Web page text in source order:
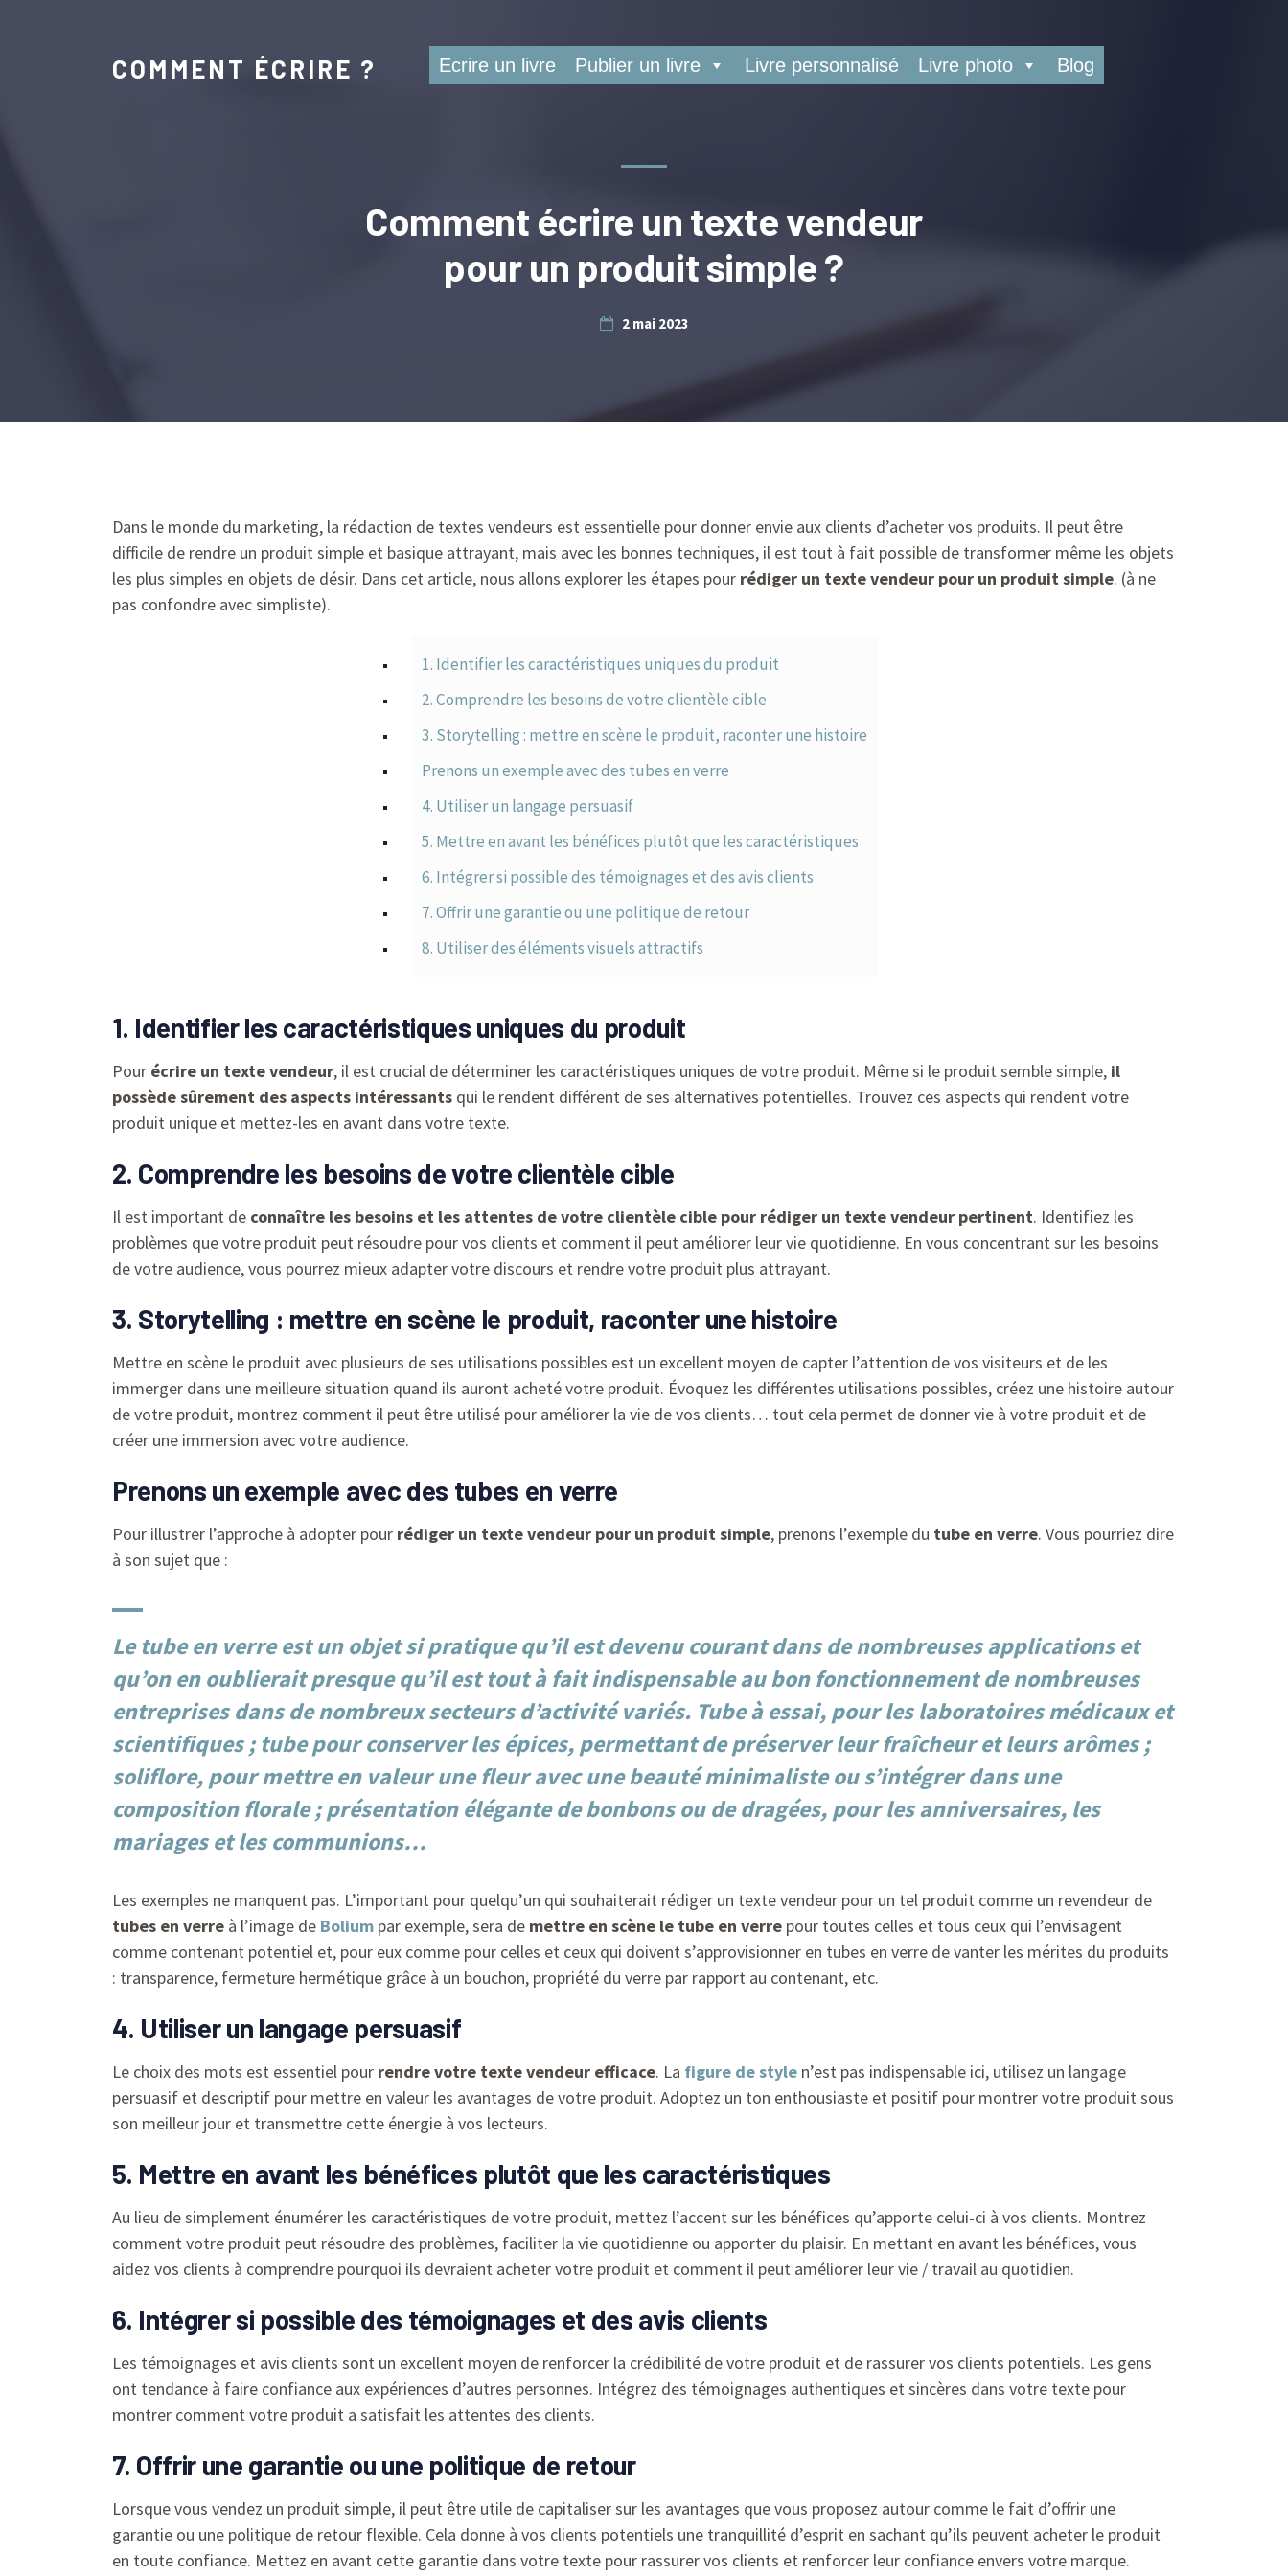
COMMENT ÉCRIRE ? Ecrire un livre Publier un livre Livre personnalisé Livre photo Blog
Comment écrire un texte vendeur
pour un produit simple ?
2 mai 2023
Dans le monde du marketing, la rédaction de textes vendeurs est essentielle pour donner envie aux clients d’acheter vos produits. Il peut être
difficile de rendre un produit simple et basique attrayant, mais avec les bonnes techniques, il est tout à fait possible de transformer même les objets
les plus simples en objets de désir. Dans cet article, nous allons explorer les étapes pour rédiger un texte vendeur pour un produit simple. (à ne
pas confondre avec simpliste).
1. Identifier les caractéristiques uniques du produit
2. Comprendre les besoins de votre clientèle cible
3. Storytelling : mettre en scène le produit, raconter une histoire
Prenons un exemple avec des tubes en verre
4. Utiliser un langage persuasif
5. Mettre en avant les bénéfices plutôt que les caractéristiques
6. Intégrer si possible des témoignages et des avis clients
7. Offrir une garantie ou une politique de retour
8. Utiliser des éléments visuels attractifs
1. Identifier les caractéristiques uniques du produit
Pour écrire un texte vendeur, il est crucial de déterminer les caractéristiques uniques de votre produit. Même si le produit semble simple, il
possède sûrement des aspects intéressants qui le rendent différent de ses alternatives potentielles. Trouvez ces aspects qui rendent votre
produit unique et mettez-les en avant dans votre texte.
2. Comprendre les besoins de votre clientèle cible
Il est important de connaître les besoins et les attentes de votre clientèle cible pour rédiger un texte vendeur pertinent. Identifiez les
problèmes que votre produit peut résoudre pour vos clients et comment il peut améliorer leur vie quotidienne. En vous concentrant sur les besoins
de votre audience, vous pourrez mieux adapter votre discours et rendre votre produit plus attrayant.
3. Storytelling : mettre en scène le produit, raconter une histoire
Mettre en scène le produit avec plusieurs de ses utilisations possibles est un excellent moyen de capter l’attention de vos visiteurs et de les
immerger dans une meilleure situation quand ils auront acheté votre produit. Évoquez les différentes utilisations possibles, créez une histoire autour
de votre produit, montrez comment il peut être utilisé pour améliorer la vie de vos clients… tout cela permet de donner vie à votre produit et de
créer une immersion avec votre audience.
Prenons un exemple avec des tubes en verre
Pour illustrer l’approche à adopter pour rédiger un texte vendeur pour un produit simple, prenons l’exemple du tube en verre. Vous pourriez dire
à son sujet que :
Letube en verreest un objet si pratique qu’il est devenu courant dans de nombreuses applications et
qu’on en oublierait presque qu’il est tout à fait indispensable au bon fonctionnement de nombreuses
entreprises dans de nombreux secteurs d’activité variés. Tube à essai, pour les laboratoires médicaux et
scientifiques ;tube pour conserver les épices, permettant de préserver leur fraîcheur et leurs arômes ;
soliflore, pour mettre en valeur une fleur avec une beauté minimaliste ou s’intégrer dans une
composition florale ; présentation élégante de bonbons ou de dragées, pour les anniversaires, les
mariages et les communions…
Les exemples ne manquent pas. L’important pour quelqu’un qui souhaiterait rédiger un texte vendeur pour un tel produit comme un revendeur de
tubes en verre à l’image de Bolium par exemple, sera de mettre en scène le tube en verre pour toutes celles et tous ceux qui l’envisagent
comme contenant potentiel et, pour eux comme pour celles et ceux qui doivent s’approvisionner en tubes en verre de vanter les mérites du produits
: transparence, fermeture hermétique grâce à un bouchon, propriété du verre par rapport au contenant, etc.
4. Utiliser un langage persuasif
Le choix des mots est essentiel pour rendre votre texte vendeur efficace. La figure de style n’est pas indispensable ici, utilisez un langage
persuasif et descriptif pour mettre en valeur les avantages de votre produit. Adoptez un ton enthousiaste et positif pour montrer votre produit sous
son meilleur jour et transmettre cette énergie à vos lecteurs.
5. Mettre en avant les bénéfices plutôt que les caractéristiques
Au lieu de simplement énumérer les caractéristiques de votre produit, mettez l’accent sur les bénéfices qu’apporte celui-ci à vos clients. Montrez
comment votre produit peut résoudre des problèmes, faciliter la vie quotidienne ou apporter du plaisir. En mettant en avant les bénéfices, vous
aidez vos clients à comprendre pourquoi ils devraient acheter votre produit et comment il peut améliorer leur vie / travail au quotidien.
6. Intégrer si possible des témoignages et des avis clients
Les témoignages et avis clients sont un excellent moyen de renforcer la crédibilité de votre produit et de rassurer vos clients potentiels. Les gens
ont tendance à faire confiance aux expériences d’autres personnes. Intégrez des témoignages authentiques et sincères dans votre texte pour
montrer comment votre produit a satisfait les attentes des clients.
7. Offrir une garantie ou une politique de retour
Lorsque vous vendez un produit simple, il peut être utile de capitaliser sur les avantages que vous proposez autour comme le fait d’offrir une
garantie ou une politique de retour flexible. Cela donne à vos clients potentiels une tranquillité d’esprit en sachant qu’ils peuvent acheter le produit
en toute confiance. Mettez en avant cette garantie dans votre texte pour rassurer vos clients et renforcer leur confiance envers votre marque.